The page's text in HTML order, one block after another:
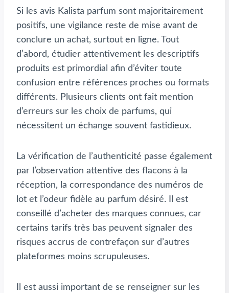
Si les avis Kalista parfum sont majoritairement
positifs, une vigilance reste de mise avant de
conclure un achat, surtout en ligne. Tout
d’abord, étudier attentivement les descriptifs
produits est primordial afin d’éviter toute
confusion entre références proches ou formats
différents. Plusieurs clients ont fait mention
d’erreurs sur les choix de parfums, qui
nécessitent un échange souvent fastidieux.
La vérification de l’authenticité passe également
par l’observation attentive des flacons à la
réception, la correspondance des numéros de
lot et l’odeur fidèle au parfum désiré. Il est
conseillé d’acheter des marques connues, car
certains tarifs très bas peuvent signaler des
risques accrus de contrefaçon sur d’autres
plateformes moins scrupuleuses.
Il est aussi important de se renseigner sur les